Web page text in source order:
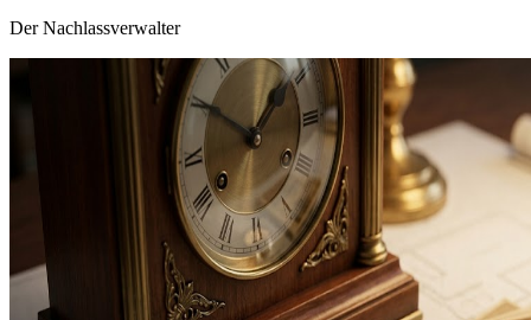
Der Nachlassverwalter